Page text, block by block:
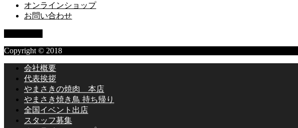
オンラインショップ
お問い合わせ
Copyright © 2018
会社概要
代表挨拶
やまさきの焼肉 本店
やまさき焼き鳥 持ち帰り
全国イベント出店
スタッフ募集